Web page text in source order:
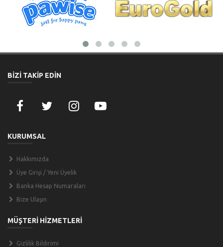
BİZİ TAKİP EDİN
KURUMSAL
Hakkımızda
Üye Girişi / Yeni Üyelik
Banka Hesap Numaraları
Bize Ulaşın
MÜŞTERİ HİZMETLERİ
Gizlilik Bildirimi